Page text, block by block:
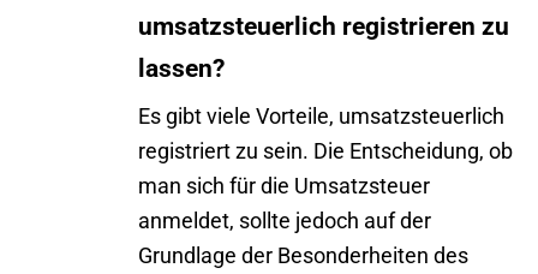
umsatzsteuerlich registrieren zu
lassen?
Es gibt viele Vorteile, umsatzsteuerlich
registriert zu sein. Die Entscheidung, ob
man sich für die Umsatzsteuer
anmeldet, sollte jedoch auf der
Grundlage der Besonderheiten des